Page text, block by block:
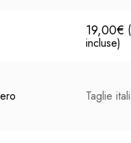
19,00€
incluse)
Taglie